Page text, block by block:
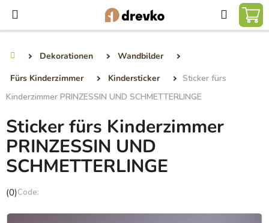
Inhalt
springen
Suchen
Dekorationen
Wandbilder
Fürs Kinderzimmer
Kindersticker
Sticker fürs
Kinderzimmer PRINZESSIN UND SCHMETTERLINGE
Sticker fürs Kinderzimmer
PRINZESSIN UND
SCHMETTERLINGE
Die
Produktbewertung
(0)